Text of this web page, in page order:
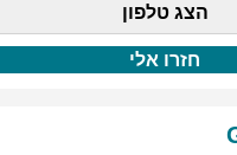
הצג טלפון
חזרו אלי